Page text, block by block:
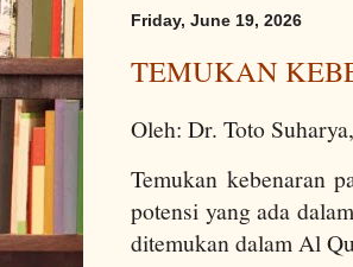
Friday, June 19, 2026
TEMUKAN
Oleh: Dr. Toto
Temukan kebenaran
potensi yang ada
ditemukan dalam Al